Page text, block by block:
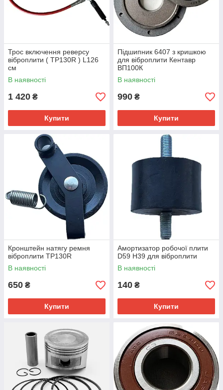
Трос включення реверсу
віброплити ( TP130R ) L126
см
В наявності
1 420 ₴
Купити
Підшипник 6407 з кришкою
для віброплити Кентавр
ВП100К
В наявності
990 ₴
Купити
Кронштейн натягу ремня
віброплити TP130R
В наявності
650 ₴
Купити
Амортизатор робочої плити
D59 H39 для віброплити
В наявності
140 ₴
Купити